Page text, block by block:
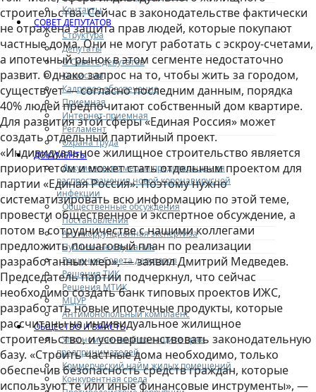
Контакты
СОВЕТ ДЕПУТАТОВ
Структура
Депутаты
О Совете депутатов
Комиссии
Кадровое обеспечение
Приемная
Интернет-приемная
Регламент
Охрана труда
ДОКУМЕНТЫ
Документы по мерам предотвращения
распространения новой коронавирусной
инфекции
Общественные обсуждения
Постановления
Антикоррупционная экспертиза
Публичные слушания
Решения Совета депутатов
Решения ТИК
Решения МТИК
МЦУР
Антимонопольный комплаенс
ОБЩЕСТВО И ВЛАСТЬ
Уполномоченный по защите прав
предпринимателей
Коммерческий найм жилых помещений
Конкурентная среда
строительства. Сейчас в законодательстве фактически
не отражена защита прав людей, которые покупают
частные дома. Они не могут работать с эскроу-счетами,
а ипотечный рынок в этом сегменте недостаточно
развит. Однако запрос на то, чтобы жить за городом,
существует — согласно последним данным, порядка
40% людей предпочитают собственный дом квартире.
Для развития этой сферы «Единая Россия» может
создать отдельный партийный проект.
«Индивидуальное жилищное строительство является
приоритетом и может стать отдельным проектом для
партии «Единая Россия». Поэтому нужно
систематизировать всю информацию по этой теме,
провести общественное и экспертное обсуждение, а
потом в сотрудничестве с нашими коллегами
предложить пошаговый план по реализации
разработанных мер», — заявил Дмитрий Медведев.
Председатель партии подчеркнул, что сейчас
необходимо создать банк типовых проектов ИЖС,
разработать новые ипотечные продукты, которые
рассчитаны на индивидуальное жилищное
строительство, и усовершенствовать законодательную
базу. «Строить частные дома необходимо, только
обеспечив безопасность средств граждан, которые
используют те или иные финансовые инструменты», —